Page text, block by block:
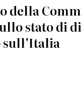
della
stato di
sull'Italia